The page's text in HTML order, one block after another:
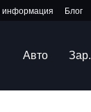
информация Блог
Авто